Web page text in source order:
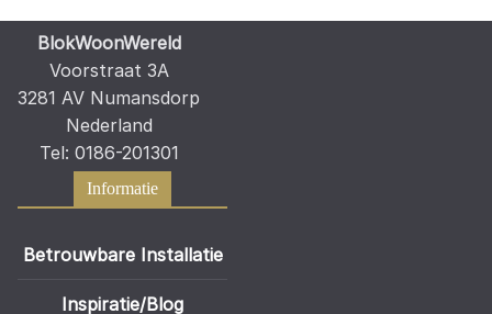
BlokWoonWereld
Voorstraat 3A
3281 AV Numansdorp
Nederland
Tel: 0186-201301
Informatie
Betrouwbare Installatie
Inspiratie/Blog